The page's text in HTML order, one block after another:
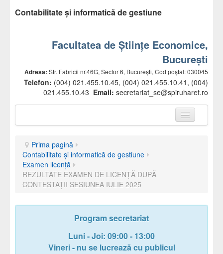
Contabilitate și informatică de gestiune
Facultatea de Științe Economice,
București
Adresa: Str. Fabricii nr.46G, Sector 6, București, Cod poștal: 030045
Telefon: (004) 021.455.10.45, (004) 021.455.10.41, (004)
021.455.10.43 Email: secretariat_se@spiruharet.ro
Prezentare facultate
Conducere
Departamente
Comisii
Cadre didactice
Secretariat
Prima pagină
Contabilitate și informatică de gestiune
Examen licență
REZULTATE EXAMEN DE LICENŢĂ DUPĂ
CONTESTAŢII SESIUNEA IULIE 2025
Program secretariat
Luni - Joi: 09:00 - 13:00
Vineri - nu se lucrează cu publicul